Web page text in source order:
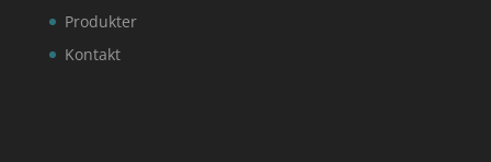
Produkter
Kontakt